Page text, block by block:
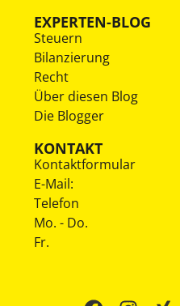
EXPERTEN-BLOG
Steuern
Bilanzierung
Recht
Über diesen Blog
Die Blogger
KONTAKT
Kontaktformular
E-Mail:
Telefon
Mo. - Do.
Fr.